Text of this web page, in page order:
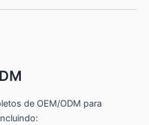
de OEM/ODM para